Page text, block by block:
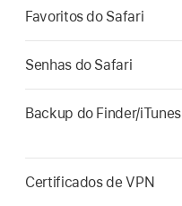
Favoritos do Safari
Senhas do Safari
Backup do Finder/iTunes
Certificados de VPN